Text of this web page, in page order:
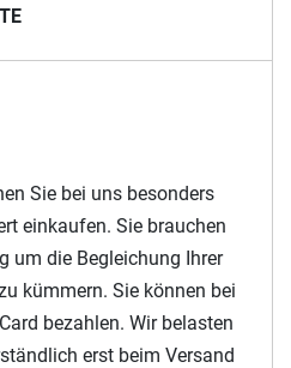
Sie bei uns besonders
einkaufen. Sie brauchen
um die Begleichung Ihrer
kümmern. Sie können bei
bezahlen. Wir belasten
erst beim Versand